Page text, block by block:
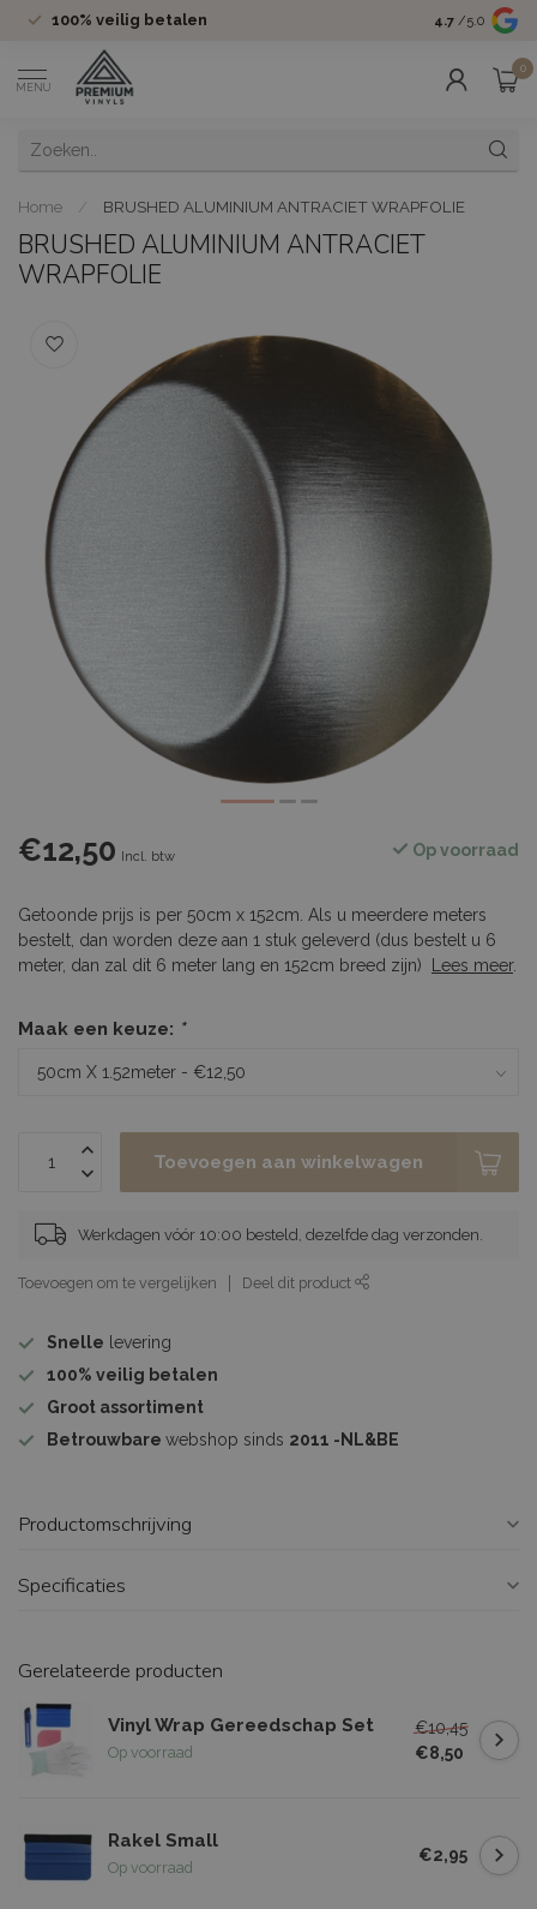
100% veilig betalen Groot
4.7 /5.0
MENU
0
Home / BRUSHED ALUMINIUM ANTRACIET WRAPFOLIE
BRUSHED ALUMINIUM ANTRACIET
WRAPFOLIE
€12,50 Incl. btw Op voorraad
Getoonde prijs is per 50cm x 152cm. Als u meerdere meters
bestelt, dan worden deze aan 1 stuk geleverd (dus bestelt u 6
meter, dan zal dit 6 meter lang en 152cm breed zijn)
Lees meer.
Maak een keuze: *
Toevoegen aan winkelwagen
Werkdagen vóór 10:00 besteld, dezelfde dag verzonden.
Toevoegen om te vergelijken Deel dit product
Snelle levering
100% veilig betalen
Groot assortiment
Betrouwbare webshop sinds 2011 -NL&BE
Productomschrijving
Specificaties
Gerelateerde producten
Vinyl Wrap Gereedschap Set
Op voorraad
€10,45
€8,50
Rakel Small
Op voorraad
€2,95